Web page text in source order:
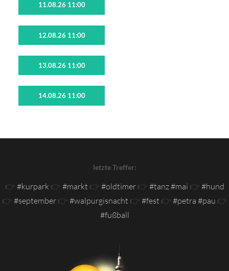
11.08.26 11:00
12.08.26 11:00
13.08.26 11:00
14.08.26 11:00
letzte Treffer:
👉 #kurpark 👉 #markt 👉 #oldtimer👉 #tanz #mai 👉 #hund
👉 #september👉 #walpurgisnacht 👉 #fest 👉 #petra #pau 👉
#fußball